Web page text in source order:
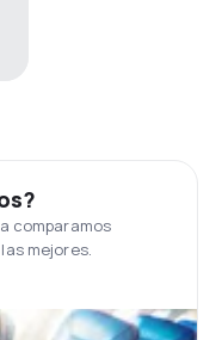
comparamos
mejores.